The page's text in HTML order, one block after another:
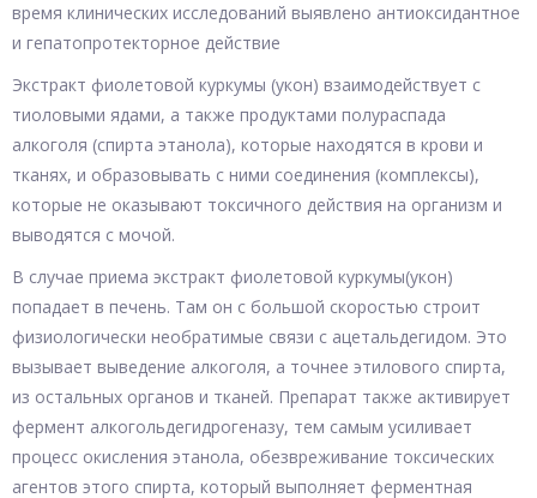
время клинических исследований выявлено антиоксидантное
и гепатопротекторное действие
Экстракт фиолетовой куркумы (укон) взаимодействует с
тиоловыми ядами, а также продуктами полураспада
алкоголя (спирта этанола), которые находятся в крови и
тканях, и образовывать с ними соединения (комплексы),
которые не оказывают токсичного действия на организм и
выводятся с мочой.
В случае приема экстракт фиолетовой куркумы(укон)
попадает в печень. Там он с большой скоростью строит
физиологически необратимые связи с ацетальдегидом. Это
вызывает выведение алкоголя, а точнее этилового спирта,
из остальных органов и тканей. Препарат также активирует
фермент алкогольдегидрогеназу, тем самым усиливает
процесс окисления этанола, обезвреживание токсических
агентов этого спирта, который выполняет ферментная